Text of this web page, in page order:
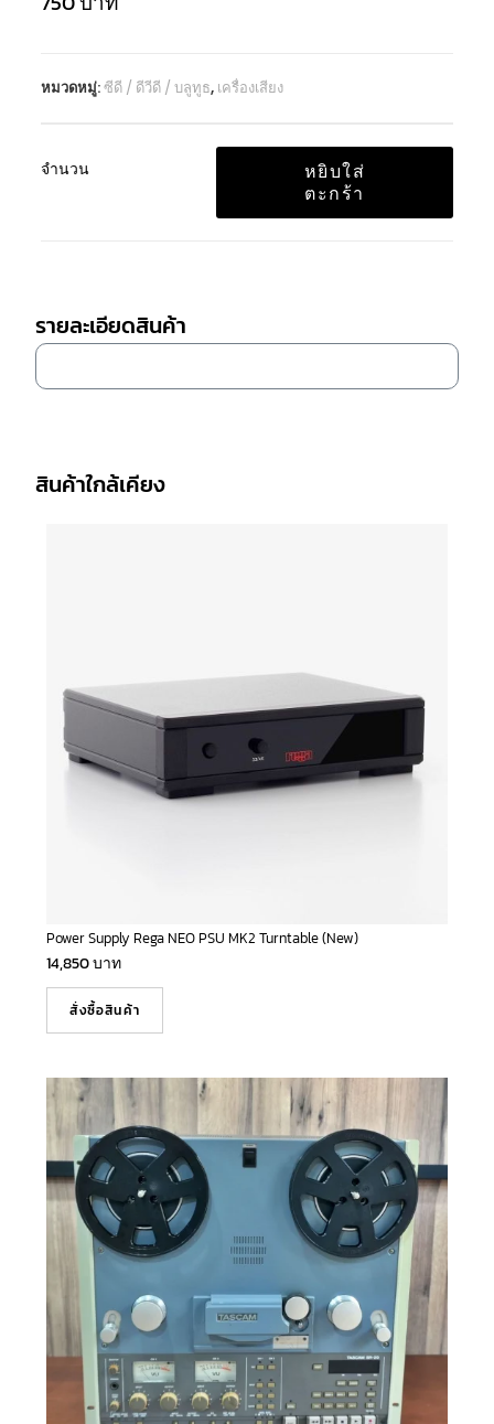
หมวดหมู่:ซีดี / ดีวีดี / บลูทูธ, เครื่องเสียง
จำนวน
หยิบใส่
ตะกร้า
รายละเอียดสินค้า
สินค้าใกล้เคียง
Power Supply Rega NEO PSU MK2 Turntable (New)
14,850บาท
สั่งซื้อสินค้า